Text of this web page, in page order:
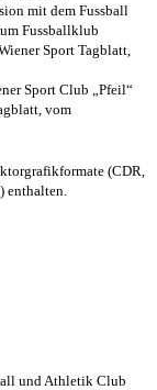
mit dem Fussball
Fussballklub
Sport Tagblatt,
Sport Club „Pfeil“
vom
(CDR,
enthalten.
und Athletik Club